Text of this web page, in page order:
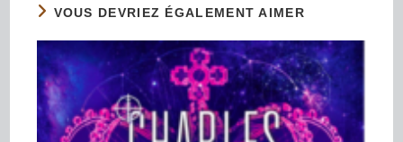
VOUS DEVRIEZ ÉGALEMENT AIMER